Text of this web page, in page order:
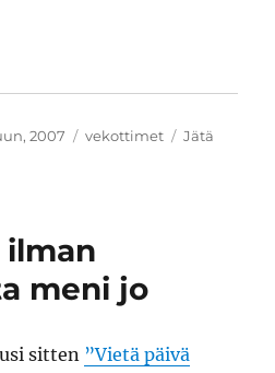
2007 Kategoriat
vekottimet
Jätä
ilman
meni jo
sitten ”Vietä päivä